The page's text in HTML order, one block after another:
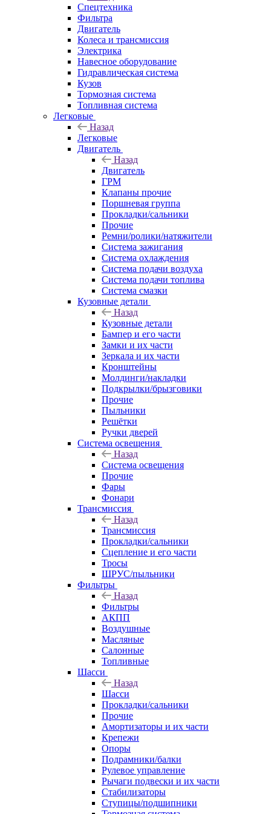
Спецтехника
Фильтра
Двигатель
Колеса и трансмиссия
Электрика
Навесное оборудование
Гидравлическая система
Кузов
Тормозная система
Топливная система
Легковые
Назад
Легковые
Двигатель
Назад
Двигатель
ГРМ
Клапаны прочие
Поршневая группа
Прокладки/сальники
Прочие
Ремни/ролики/натяжители
Система зажигания
Система охлаждения
Система подачи воздуха
Система подачи топлива
Система смазки
Кузовные детали
Назад
Кузовные детали
Бампер и его части
Замки и их части
Зеркала и их части
Кронштейны
Молдинги/накладки
Подкрылки/брызговики
Прочие
Пыльники
Решётки
Ручки дверей
Система освещения
Назад
Система освещения
Прочие
Фары
Фонари
Трансмиссия
Назад
Трансмиссия
Прокладки/сальники
Сцепление и его части
Тросы
ШРУС/пыльники
Фильтры
Назад
Фильтры
АКПП
Воздушные
Масляные
Салонные
Топливные
Шасси
Назад
Шасси
Прокладки/сальники
Прочие
Амортизаторы и их части
Крепежи
Опоры
Подрамники/балки
Рулевое управление
Рычаги подвески и их части
Стабилизаторы
Ступицы/подшипники